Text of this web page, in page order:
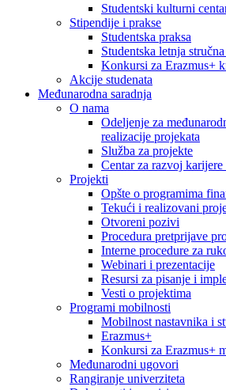
Studentski kulturni
Stipendije i prakse
Studentska praksa
Studentska letnja
Konkursi za Erazmus+
Akcije studenata
Međunarodna saradnja
O nama
Odeljenje za
realizacije projekata
Služba za projekte
Centar za razvoj karijere
Projekti
Opšte o programima
Tekući i realizovani
Otvoreni pozivi
Procedura pretprijave
Interne procedure za
Webinari i prezentacije
Resursi za pisanje i
Vesti o projektima
Programi mobilnosti
Mobilnost nastavnika i
Erazmus+
Konkursi za Erazmus+
Međunarodni ugovori
Rangiranje univerziteta